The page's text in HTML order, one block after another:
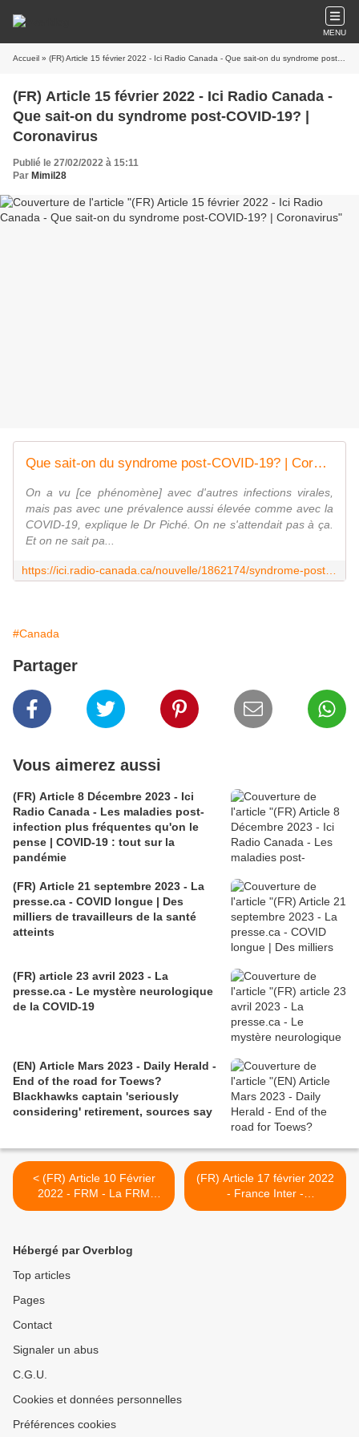
MENU
Accueil » (FR) Article 15 février 2022 - Ici Radio Canada - Que sait-on du syndrome post-COVID-19? | Coronavirus
(FR) Article 15 février 2022 - Ici Radio Canada -
Que sait-on du syndrome post-COVID-19? |
Coronavirus
Publié le 27/02/2022 à 15:11
Par Mimil28
Que sait-on du syndrome post-COVID-19? | Coronavirus
On a vu [ce phénomène] avec d'autres infections virales,
mais pas avec une prévalence aussi élevée comme avec la
COVID-19, explique le Dr Piché. On ne s'attendait pas à ça.
Et on ne sait pa...
#Canada
Partager
Vous aimerez aussi
(FR) Article 8 Décembre 2023 - Ici
Radio Canada - Les maladies post-
infection plus fréquentes qu'on le
pense | COVID-19 : tout sur la
pandémie
(FR) Article 21 septembre 2023 - La
presse.ca - COVID longue | Des
milliers de travailleurs de la santé
atteints
(FR) article 23 avril 2023 - La
presse.ca - Le mystère neurologique
de la COVID-19
(EN) Article Mars 2023 - Daily Herald -
End of the road for Toews?
Blackhawks captain 'seriously
considering' retirement, sources say
< (FR) Article 10 Février
2022 - FRM - La FRM
poursuit sa mobilisation
le Covid long
(FR) Article 17 février 2022
- France Inter -
"L'impression d'être dans
Hébergé par Overblog
Top articles
Pages
Contact
Signaler un abus
C.G.U.
Cookies et données personnelles
Préférences cookies